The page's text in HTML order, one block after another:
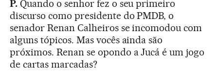
P. Quando o senhor fez o seu primeiro
discurso como presidente do PMDB, o
senador Renan Calheiros se incomodou com
alguns tópicos. Mas vocês ainda são
próximos. Renan se opondo a Jucá é um jogo
de cartas marcadas?